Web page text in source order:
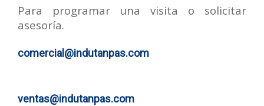
Para programar una visita o solicitar
asesoría.
comercial@indutanpas.com
ventas@indutanpas.com